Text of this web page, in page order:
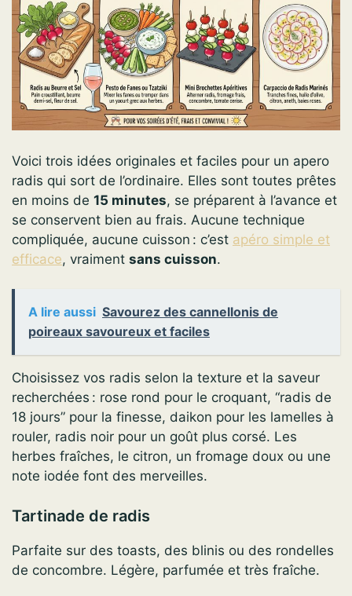
Voici trois idées originales et faciles pour un apero
radis qui sort de l’ordinaire. Elles sont toutes prêtes
en moins de 15 minutes, se préparent à l’avance et
se conservent bien au frais. Aucune technique
compliquée, aucune cuisson : c’est apéro simple et
efficace, vraiment sans cuisson.
A lire aussi Savourez des cannellonis de
poireaux savoureux et faciles
Choisissez vos radis selon la texture et la saveur
recherchées : rose rond pour le croquant, “radis de
18 jours” pour la finesse, daikon pour les lamelles à
rouler, radis noir pour un goût plus corsé. Les
herbes fraîches, le citron, un fromage doux ou une
note iodée font des merveilles.
Tartinade de radis
Parfaite sur des toasts, des blinis ou des rondelles
de concombre. Légère, parfumée et très fraîche.